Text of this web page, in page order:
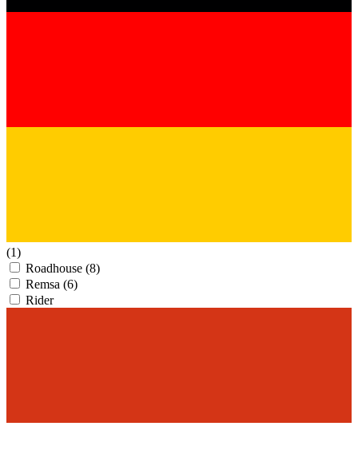
(1)
Roadhouse (8)
Remsa (6)
Rider